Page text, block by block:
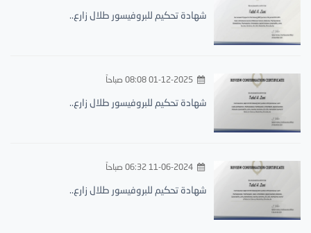
شهادة تحكيم للبروفيسور طلال زارع..
01-12-2025 08:08 صباحاً
شهادة تحكيم للبروفيسور طلال زارع..
11-06-2024 06:32 صباحاً
شهادة تحكيم للبروفيسور طلال زارع..